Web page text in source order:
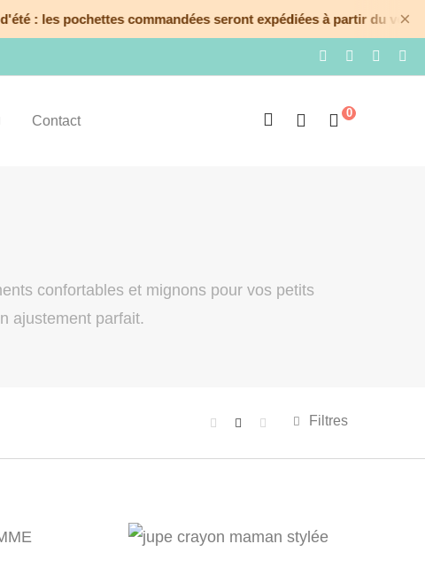
: les pochettes commandées seront expédiées à partir du ×
Contact
0
confortables et mignons pour vos petits
ajustement parfait.
Filtres